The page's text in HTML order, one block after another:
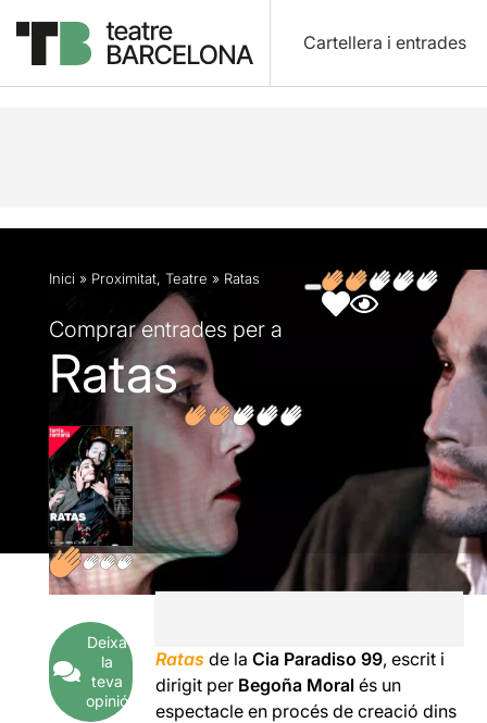
Cartellera i entrades
Descripció Fitxa artística Fotos i vídeos
Inici » Proximitat, Teatre » Ratas
Comprar entrades per a
Ratas
Deixa
la
teva
opinió
Ratas de laCia Paradiso 99, escrit i
dirigit per Begoña Moral és un
espectacle en procés de creació dins